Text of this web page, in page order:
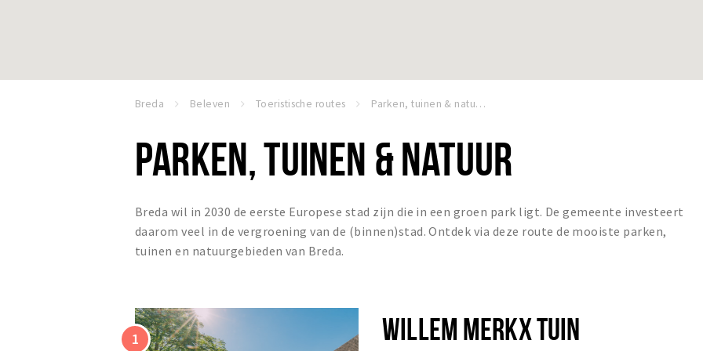
Breda Beleven Toeristische routes Parken, tuinen & natuur
PARKEN, TUINEN & NATUUR
Breda wil in 2030 de eerste Europese stad zijn die in een groen park ligt. De gemeente investeert
daarom veel in de vergroening van de (binnen)stad. Ontdek via deze route de mooiste parken,
tuinen en natuurgebieden van Breda.
WILLEM MERKX TUIN